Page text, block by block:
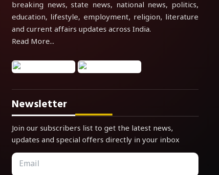
breaking news, state news, national news, politics,
education, lifestyle, employment, religion, literature
and current affairs updates across India.
Read More...
Newsletter
Join our subscribers list to get the latest news,
updates and special offers directly in your inbox